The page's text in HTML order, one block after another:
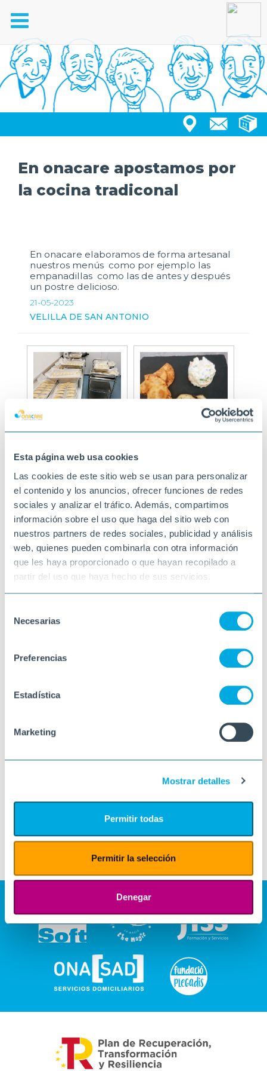
Esta página web usa cookies
Las cookies de este sitio web se usan para personalizar
el contenido y los anuncios, ofrecer funciones de redes
sociales y analizar el tráfico. Además, compartimos
información sobre el uso que haga del sitio web con
nuestros partners de redes sociales, publicidad y análisis
web, quienes pueden combinarla con otra información
que les haya proporcionado o que hayan recopilado a
partir del uso que haya hecho de sus servicios.
Necesarias
Preferencias
Estadística
Marketing
Mostrar detalles
Permitir todas
Permitir la selección
Denegar
Toggle
navigation
En onacare apostamos por
la cocina tradiconal
En onacare elaboramos de forma artesanal
nuestros menús como por ejemplo las
empanadillas como las de antes y después
un postre delicioso.
21-05-2023
VELILLA DE SAN ANTONIO